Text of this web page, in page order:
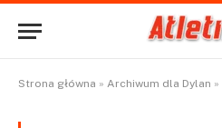
Strona główna » Archiwum dla Dylan »